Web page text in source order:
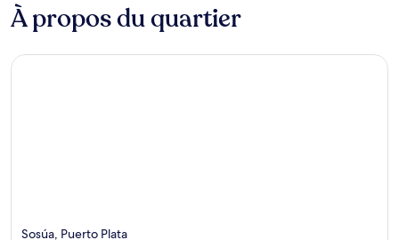
À propos du quartier
Sosúa, Puerto Plata